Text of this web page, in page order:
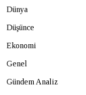
Dünya
Düşünce
Ekonomi
Genel
Gündem Analiz